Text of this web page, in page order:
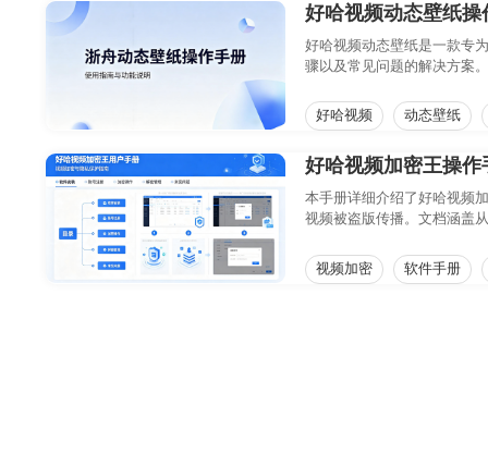
好哈视频动态壁纸操
好哈视频动态壁纸是一款专
骤以及常见问题的解决方案
好哈视频
动态壁纸
好哈视频加密王操作
本手册详细介绍了好哈视频
视频被盗版传播。文档涵盖
视频加密
软件手册